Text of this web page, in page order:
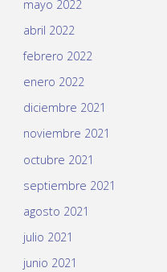
mayo 2022
abril 2022
febrero 2022
enero 2022
diciembre 2021
noviembre 2021
octubre 2021
septiembre 2021
agosto 2021
julio 2021
junio 2021